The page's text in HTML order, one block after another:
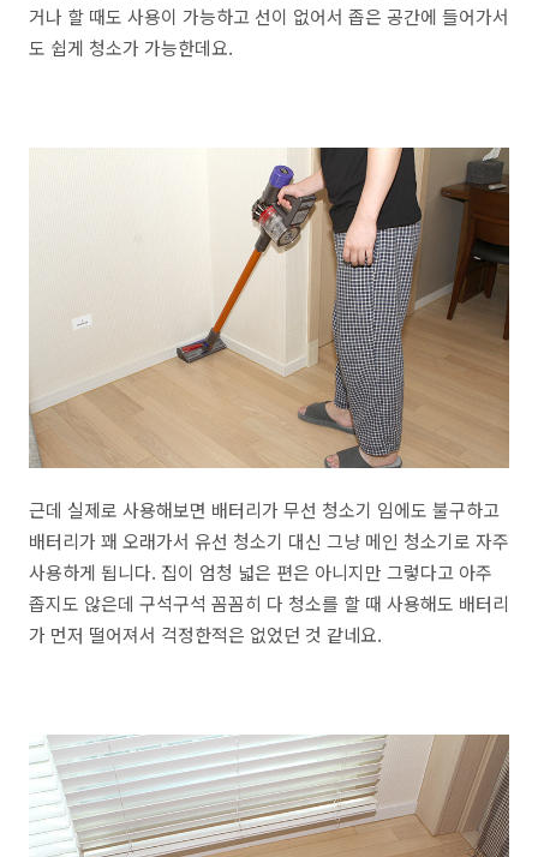
거나 할 때도 사용이 가능하고 선이 없어서 좁은 공간에 들어가서
도 쉽게 청소가 가능한데요.
근데 실제로 사용해보면 배터리가 무선 청소기 임에도 불구하고
배터리가 꽤 오래가서 유선 청소기 대신 그냥 메인 청소기로 자주
사용하게 됩니다. 집이 엄청 넓은 편은 아니지만 그렇다고 아주
좁지도 않은데 구석구석 꼼꼼히 다 청소를 할 때 사용해도 배터리
가 먼저 떨어져서 걱정한적은 없었던 것 같네요.